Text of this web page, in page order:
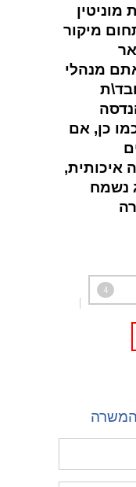
מיקור
מנהלי
כן, אם
איכותית,
נשמח
4